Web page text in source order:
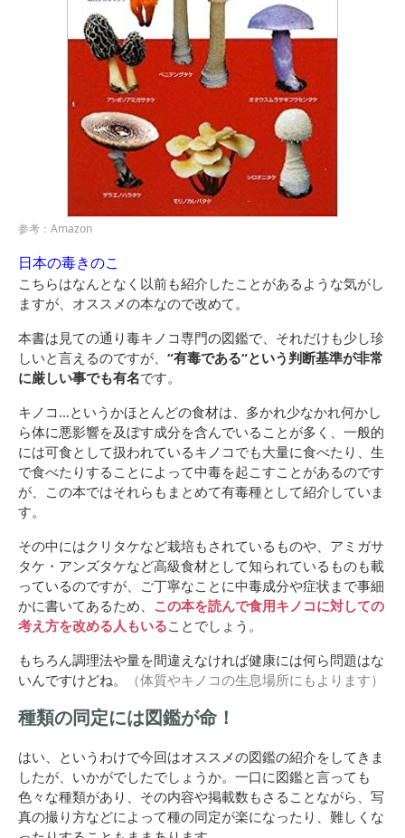
参考：Amazon
日本の毒きのこ
こちらはなんとなく以前も紹介したことがあるような気がし
ますが、オススメの本なので改めて。
本書は見ての通り毒キノコ専門の図鑑で、それだけも少し珍
しいと言えるのですが、 “有毒である“という判断基準が非常
に厳しい事でも有名です。
キノコ…というかほとんどの食材は、多かれ少なかれ何かし
ら体に悪影響を及ぼす成分を含んでいることが多く、一般的
には可食として扱われているキノコでも大量に食べたり、生
で食べたりすることによって中毒を起こすことがあるのです
が、この本ではそれらもまとめて有毒種として紹介していま
す。
その中にはクリタケなど栽培もされているものや、アミガサ
タケ・アンズタケなど高級食材として知られているものも載
っているのですが、ご丁寧なことに中毒成分や症状まで事細
かに書いてあるため、 この本を読んで食用キノコに対しての
考え方を改める人もいることでしょう。
もちろん調理法や量を間違えなければ健康には何ら問題はな
いんですけどね。
（体質やキノコの生息場所にもよります）
種類の同定には図鑑が命！
はい、というわけで今回はオススメの図鑑の紹介をしてきま
したが、いかがでしたでしょうか。一口に図鑑と言っても
色々な種類があり、その内容や掲載数もさることながら、写
真の撮り方などによって種の同定が楽になったり、難しくな